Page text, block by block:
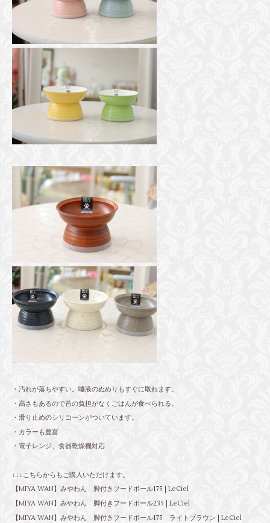
・汚れが落ちやすい。唾液のぬめりもすぐに取れます。
・高さもあるので首の負担がなくごはんが食べられる。
・滑り止めのシリコーンがついています。
・カラーも豊富
・電子レンジ、食器乾燥機対応
↓↓↓こちらからもご購入いただけます。
【MIYA WAN】みやわん 脚付きフードボール175 | LeCiel
【MIYA WAN】みやわん 脚付きフードボール235 | LeCiel
【MIYA WAN】みやわん 脚付きフードボール175 ライトブラウン | LeCiel